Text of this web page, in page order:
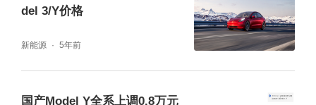
del 3/Y价格
新能源 5年前
国产Model Y全系上调0.8万元